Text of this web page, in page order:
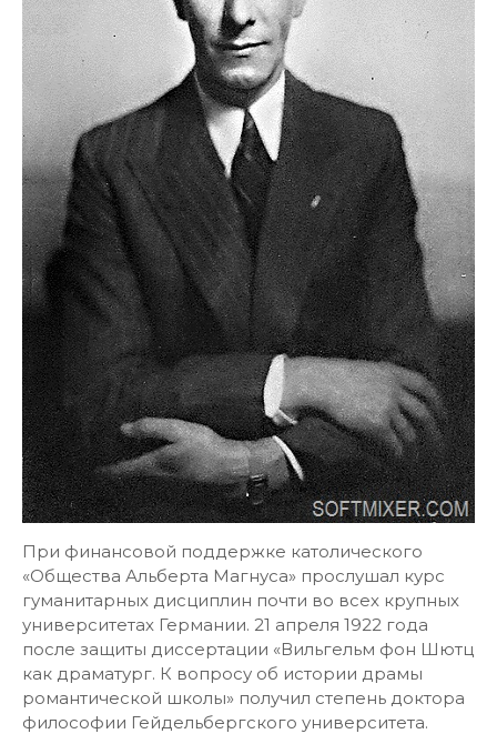
При финансовой поддержке католического
«Общества Альберта Магнуса» прослушал курс
гуманитарных дисциплин почти во всех крупных
университетах Германии. 21 апреля 1922 года
после защиты диссертации «Вильгельм фон Шютц
как драматург. К вопросу об истории драмы
романтической школы» получил степень доктора
философии Гейдельбергского университета.